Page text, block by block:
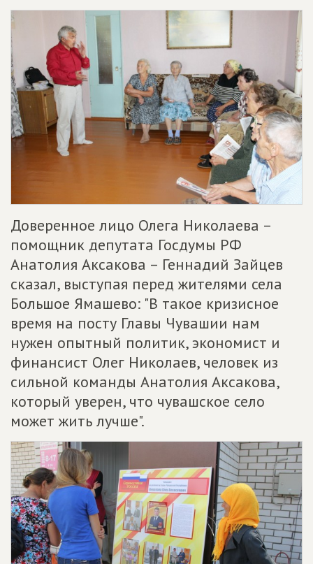
Доверенное лицо Олега Николаева –
помощник депутата Госдумы РФ
Анатолия Аксакова – Геннадий Зайцев
сказал, выступая перед жителями села
Большое Ямашево: "В такое кризисное
время на посту Главы Чувашии нам
нужен опытный политик, экономист и
финансист Олег Николаев, человек из
сильной команды Анатолия Аксакова,
который уверен, что чувашское село
может жить лучше".